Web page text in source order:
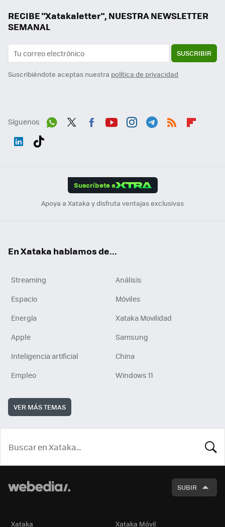
RECIBE "Xatakaletter", NUESTRA NEWSLETTER
SEMANAL
SUSCRIBIR
Suscribiéndote aceptas nuestra política de privacidad
Síguenos
Suscríbete a
Apoya a Xataka y disfruta ventajas exclusivas
En Xataka hablamos de...
Streaming
Análisis
Espacio
Móviles
Energía
Xataka Movilidad
Apple
Samsung
Inteligencia artificial
China
Empleo
Windows 11
VER MÁS TEMAS
SUBIR
Xataka Xataka Móvil